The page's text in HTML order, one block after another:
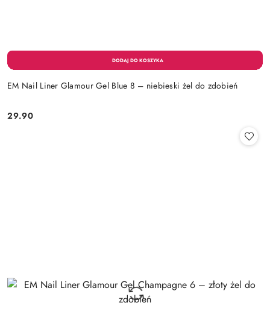
EM Nail Liner Glamour Gel Blue 8 – niebieski żel do zdobień
Cena:
29.90